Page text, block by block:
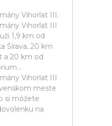
Vihorlat III.
Vihorlat III
1,9 km od
Šírava, 20 km
a 20 km od
Vihorlat III
meste
si môžete
na